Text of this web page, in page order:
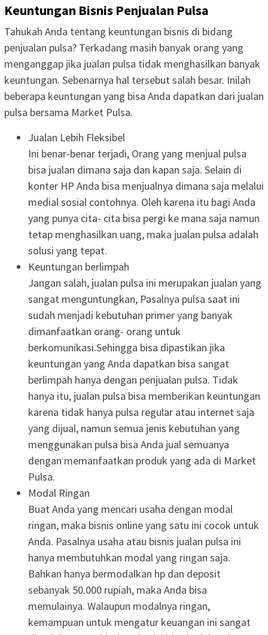
Keuntungan Bisnis Penjualan Pulsa
Tahukah Anda tentang keuntungan bisnis di bidang
penjualan pulsa? Terkadang masih banyak orang yang
menganggap jika jualan pulsa tidak menghasilkan banyak
keuntungan. Sebenarnya hal tersebut salah besar. Inilah
beberapa keuntungan yang bisa Anda dapatkan dari jualan
pulsa bersama Market Pulsa.
Jualan Lebih Fleksibel
Ini benar-benar terjadi, Orang yang menjual pulsa
bisa jualan dimana saja dan kapan saja. Selain di
konter HP Anda bisa menjualnya dimana saja melalui
medial sosial contohnya. Oleh karena itu bagi Anda
yang punya cita- cita bisa pergi ke mana saja namun
tetap menghasilkan uang, maka jualan pulsa adalah
solusi yang tepat.
Keuntungan berlimpah
Jangan salah, jualan pulsa ini merupakan jualan yang
sangat menguntungkan, Pasalnya pulsa saat ini
sudah menjadi kebutuhan primer yang banyak
dimanfaatkan orang- orang untuk
berkomunikasi.Sehingga bisa dipastikan jika
keuntungan yang Anda dapatkan bisa sangat
berlimpah hanya dengan penjualan pulsa. Tidak
hanya itu, jualan pulsa bisa memberikan keuntungan
karena tidak hanya pulsa regular atau internet saja
yang dijual, namun semua jenis kebutuhan yang
menggunakan pulsa bisa Anda jual semuanya
dengan memanfaatkan produk yang ada di Market
Pulsa.
Modal Ringan
Buat Anda yang mencari usaha dengan modal
ringan, maka bisnis online yang satu ini cocok untuk
Anda. Pasalnya usaha atau bisnis jualan pulsa ini
hanya membutuhkan modal yang ringan saja.
Bahkan hanya bermodalkan hp dan deposit
sebanyak 50.000 rupiah, maka Anda bisa
memulainya. Walaupun modalnya ringan,
kemampuan untuk mengatur keuangan ini sangat